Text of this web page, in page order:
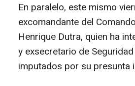
En paralelo, este mismo
excomandante del
Henrique Dutra, quien ha
y exsecretario de
imputados por su presunta